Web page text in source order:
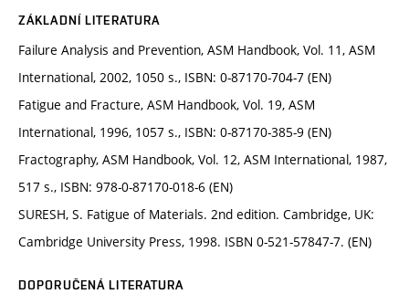
ZÁKLADNÍ LITERATURA
Failure Analysis and Prevention, ASM Handbook, Vol. 11, ASM
International, 2002, 1050 s., ISBN: 0-87170-704-7 (EN)
Fatigue and Fracture, ASM Handbook, Vol. 19, ASM
International, 1996, 1057 s., ISBN: 0-87170-385-9 (EN)
Fractography, ASM Handbook, Vol. 12, ASM International, 1987,
517 s., ISBN: 978-0-87170-018-6 (EN)
SURESH, S. Fatigue of Materials. 2nd edition. Cambridge, UK:
Cambridge University Press, 1998. ISBN 0-521-57847-7. (EN)
DOPORUČENÁ LITERATURA